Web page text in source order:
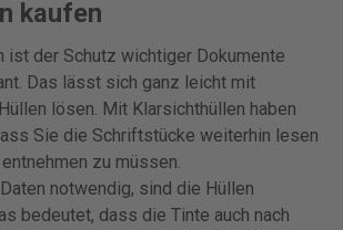
kaufen
ist der Schutz wichtiger Dokumente
Das lässt sich ganz leicht mit
lösen. Mit Klarsichthüllen haben
Sie die Schriftstücke weiterhin lesen
zu müssen.
notwendig, sind die Hüllen
bedeutet, dass die Tinte auch nach